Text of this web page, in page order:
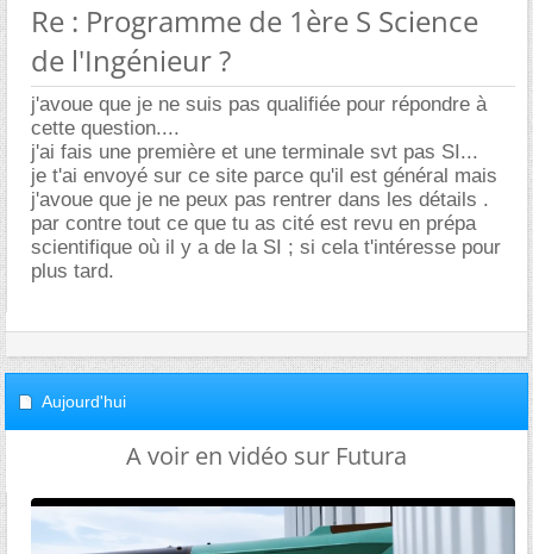
Re : Programme de 1ère S Science
de l'Ingénieur ?
j'avoue que je ne suis pas qualifiée pour répondre à
cette question....
j'ai fais une première et une terminale svt pas SI...
je t'ai envoyé sur ce site parce qu'il est général mais
j'avoue que je ne peux pas rentrer dans les détails .
par contre tout ce que tu as cité est revu en prépa
scientifique où il y a de la SI ; si cela t'intéresse pour
plus tard.
Aujourd'hui
A voir en vidéo sur Futura